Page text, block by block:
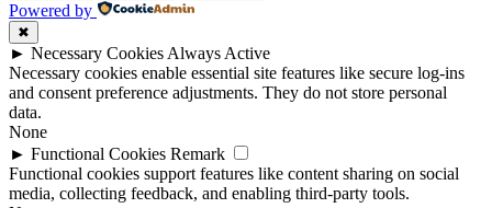
Powered by
✖
► Necessary Cookies Always Active
Necessary cookies enable essential site features like secure log-ins
and consent preference adjustments. They do not store personal
data.
None
► Functional Cookies Remark
Functional cookies support features like content sharing on social
media, collecting feedback, and enabling third-party tools.